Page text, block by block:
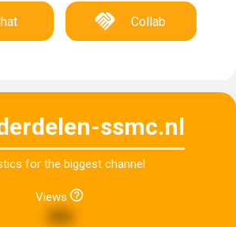
Collab
ssmc.nl
for the biggest channel
Views
456